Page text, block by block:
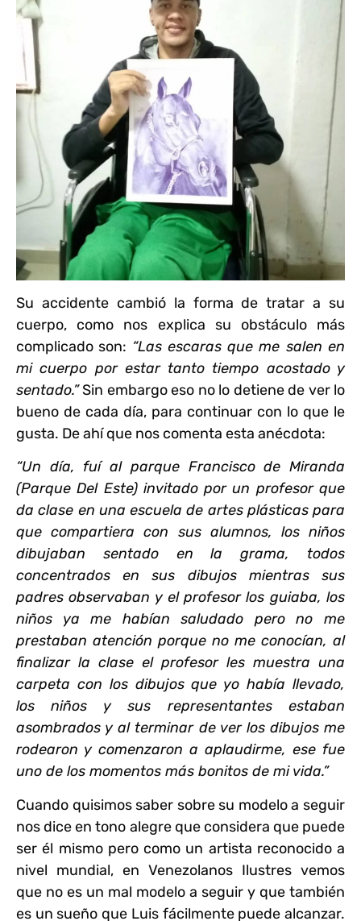
Su accidente cambió la forma de tratar a su
cuerpo, como nos explica su obstáculo más
complicado son: “Las escaras que me salen en
mi cuerpo por estar tanto tiempo acostado y
sentado.”Sin embargo eso no lo detiene de ver lo
bueno de cada día, para continuar con lo que le
gusta. De ahí que nos comenta esta anécdota:
“Un día, fuí al parque Francisco de Miranda
(Parque Del Este) invitado por un profesor que
da clase en una escuela de artes plásticas para
que compartiera con sus alumnos, los niños
dibujaban sentado en la grama, todos
concentrados en sus dibujos mientras sus
padres observaban y el profesor los guiaba, los
niños ya me habían saludado pero no me
prestaban atención porque no me conocían, al
finalizar la clase el profesor les muestra una
carpeta con los dibujos que yo había llevado,
los niños y sus representantes estaban
asombrados y al terminar de ver los dibujos me
rodearon y comenzaron a aplaudirme, ese fue
uno de los momentos más bonitos de mi vida.”
Cuando quisimos saber sobre su modelo a seguir
nos dice en tono alegre que considera que puede
ser él mismopero como un artista reconocido a
nivel mundial, en Venezolanos Ilustres vemos
que no es un mal modelo a seguir y que también
es un sueño que Luis fácilmente puede alcanzar.